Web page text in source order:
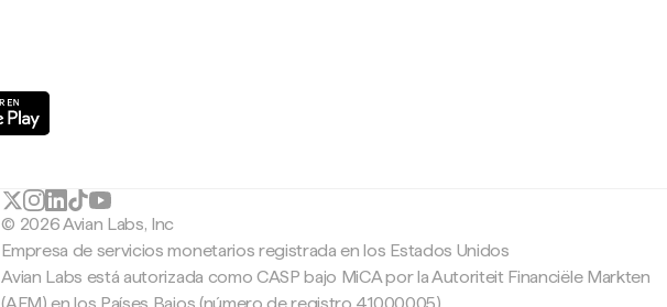
© 2026 Avian Labs, Inc
Empresa de servicios monetarios registrada en los Estados Unidos
Avian Labs está autorizada como CASP bajo MiCA por la Autoriteit Financiële Markten